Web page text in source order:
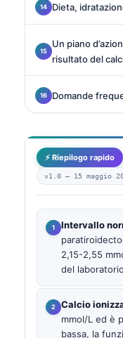
Dieta,
Un piano
risultato del
Domande
⚡ Riepilogo rapido
v1.0 — 15 maggio
Intervallo
2,15-2,55
del
Calcio
mmol/L ed è
bassa, la